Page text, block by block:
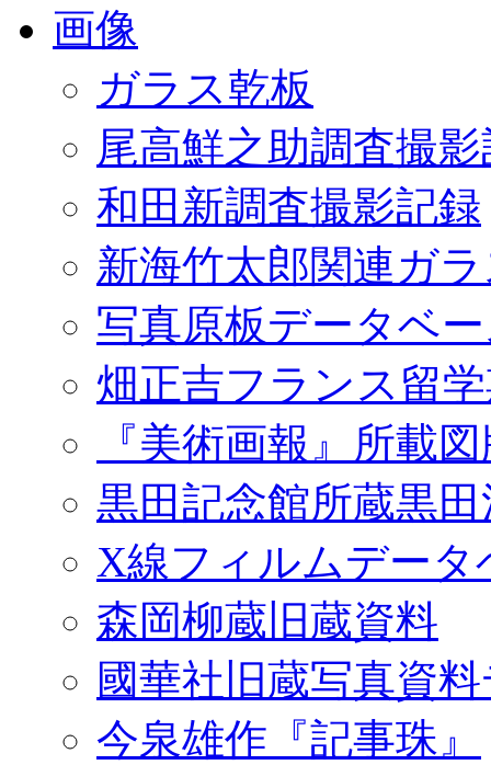
画像
ガラス乾板
尾高鮮之助調査撮
和田新調査撮影記録
新海竹太郎関連ガ
写真原板データベ
畑正吉フランス留
『美術画報』所載
黒田記念館所蔵黒
X線フィルムデータ
森岡柳蔵旧蔵資料
國華社旧蔵写真資
今泉雄作『記事珠』